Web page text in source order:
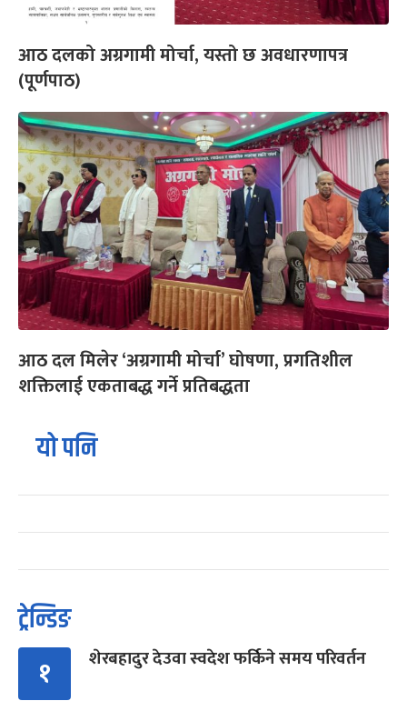
आठ दलको अग्रगामी मोर्चा, यस्तो छ अवधारणापत्र
(पूर्णपाठ)
आठ दल मिलेर ‘अग्रगामी मोर्चा’ घोषणा, प्रगतिशील
शक्तिलाई एकताबद्ध गर्ने प्रतिबद्धता
यो पनि
ट्रेन्डिङ
१ शेरबहादुर देउवा स्वदेश फर्किने समय परिवर्तन